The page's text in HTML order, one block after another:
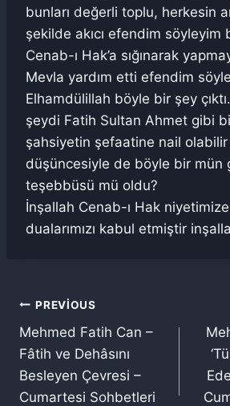
bunları değerli toplu, herkesin
şekilde akıcı efendim söyleyim
Cenab-ı Hak’a sığınarak
Mevla yardım etti efendim
Elhamdülillah böyle bir şey
şeydi Fatih Sultan Ahmet gibi
şahsiyetin şefaatine nail olabilir
düşüncesiyle de böyle bir mün
teşebbüsü mü oldu?
İnşallah Cenab-ı Hak
dualarımızı kabul etmiştir
Yazı
gezinmesi
PREVIOUS
Mehmed Fatih Can –
Fâtih ve Dehâsını
Besleyen Çevresi –
Cumartesi Sohbetleri